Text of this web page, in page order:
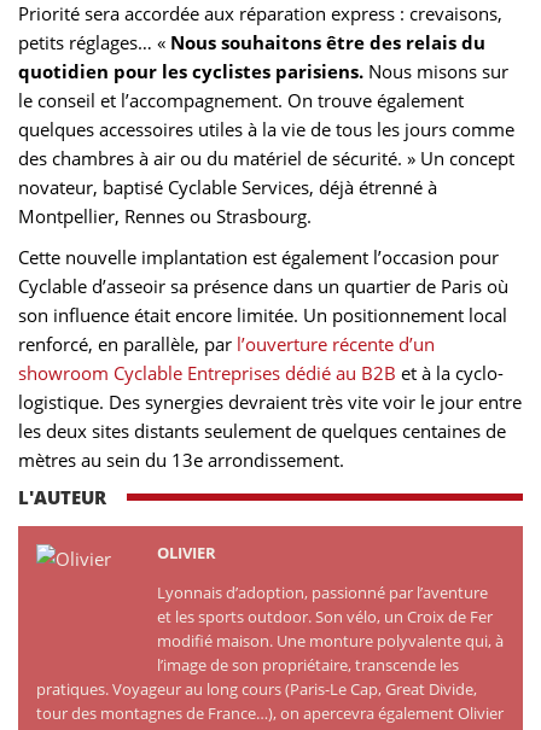
Priorité sera accordée aux réparation express : crevaisons,
petits réglages… « Nous souhaitons être des relais du
quotidien pour les cyclistes parisiens. Nous misons sur
le conseil et l’accompagnement. On trouve également
quelques accessoires utiles à la vie de tous les jours comme
des chambres à air ou du matériel de sécurité. » Un concept
novateur, baptisé Cyclable Services, déjà étrenné à
Montpellier, Rennes ou Strasbourg.
Cette nouvelle implantation est également l’occasion pour
Cyclable d’asseoir sa présence dans un quartier de Paris où
son influence était encore limitée. Un positionnement local
renforcé, en parallèle, par l’ouverture récente d’un
showroom Cyclable Entreprises dédié au B2B et à la cyclo-
logistique. Des synergies devraient très vite voir le jour entre
les deux sites distants seulement de quelques centaines de
mètres au sein du 13e arrondissement.
L'AUTEUR
OLIVIER
Lyonnais d’adoption, passionné par l’aventure
et les sports outdoor. Son vélo, un Croix de Fer
modifié maison. Une monture polyvalente qui, à
l’image de son propriétaire, transcende les
pratiques. Voyageur au long cours (Paris-Le Cap, Great Divide,
tour des montagnes de France…), on apercevra également Olivier